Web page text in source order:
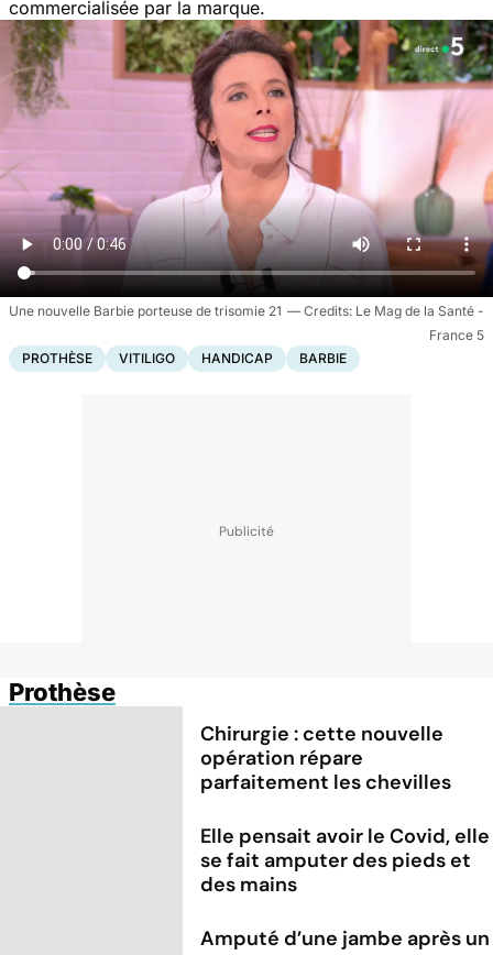
commercialisée par la marque.
Une nouvelle Barbie porteuse de trisomie 21
Le Mag de la Santé -
France 5
PROTHÈSE
VITILIGO HANDICAP BARBIE
Prothèse
Chirurgie : cette nouvelle
opération répare
parfaitement les chevilles
Elle pensait avoir le Covid, elle
se fait amputer des pieds et
des mains
Amputé d’une jambe après un